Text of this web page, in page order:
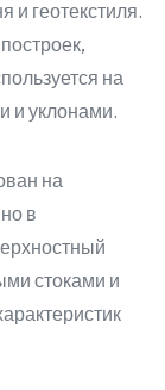
геотекстиля.
на
и уклонами.
на
в
стоками и